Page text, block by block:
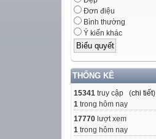
Đơn điệu
Bình thường
Ý kiến khác
THỐNG KÊ
15341 truy cập (chi tiết)
1 trong hôm nay
17770 lượt xem
1 trong hôm nay